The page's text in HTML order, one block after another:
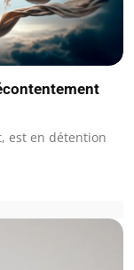
est en détention